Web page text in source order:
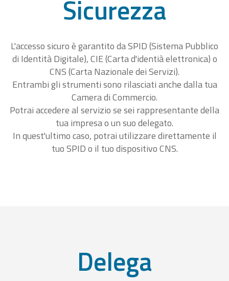
Sicurezza
L'accesso sicuro è garantito da SPID (Sistema Pubblico
di Identità Digitale), CIE (Carta d'identià elettronica) o
CNS (Carta Nazionale dei Servizi).
Entrambi gli strumenti sono rilasciati anche dalla tua
Camera di Commercio.
Potrai accedere al servizio se sei rappresentante della
tua impresa o un suo delegato.
In quest'ultimo caso, potrai utilizzare direttamente il
tuo SPID o il tuo dispositivo CNS.
Delega